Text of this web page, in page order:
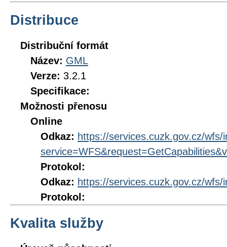
Distribuce
Distribuční formát
Název: GML
Verze: 3.2.1
Specifikace:
Možnosti přenosu
Online
Odkaz: https://services.cuzk.gov.cz/wfs/
Protokol:
Odkaz: https://services.cuzk.gov.cz/wfs/
Protokol:
Kvalita služby